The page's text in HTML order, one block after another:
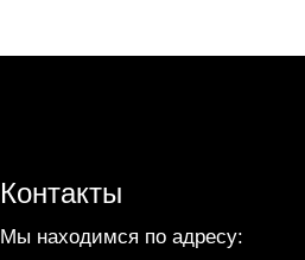
Контакты
Мы находимся по адресу: